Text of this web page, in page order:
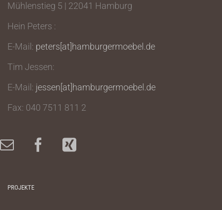
Mühlenstieg 5 | 22041 Hamburg
Hein Peters :
E-Mail: peters[at]hamburgermoebel.de
Tim Jessen:
E-Mail: jessen[at]hamburgermoebel.de
Fax: 040 7511 811 2
PROJEKTE